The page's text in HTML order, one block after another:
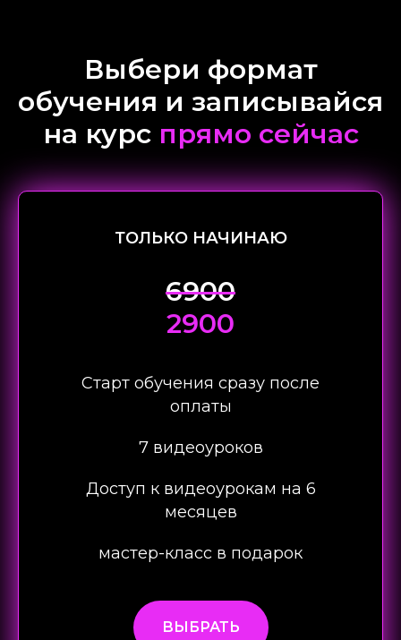
Выбери формат
обучения и записывайся
на курспрямо сейчас
ТОЛЬКО НАЧИНАЮ
6900
2900
Старт обучения сразу после
оплаты
7 видеоуроков
Доступ к видеоурокам на 6
месяцев
мастер-класс в подарок
ВЫБРАТЬ